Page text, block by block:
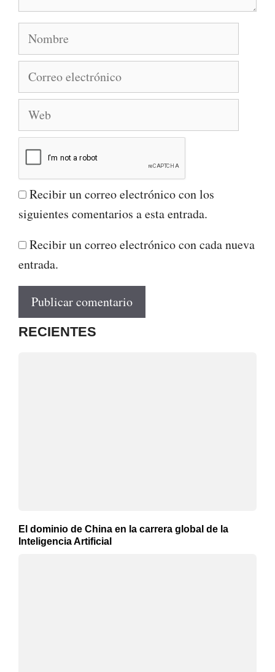
Nombre
Correo
Web
Recibir un correo electrónico con los
siguientes comentarios a esta entrada.
Recibir un correo electrónico con cada nueva
entrada.
RECIENTES
El dominio de China en la carrera global de la
Inteligencia Artificial